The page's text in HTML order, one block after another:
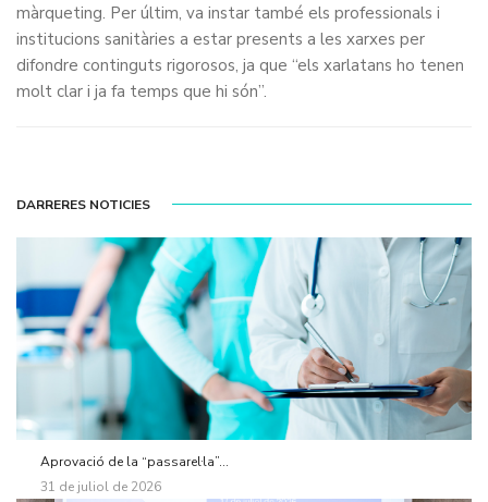
màrqueting. Per últim, va instar també els professionals i
institucions sanitàries a estar presents a les xarxes per
difondre continguts rigorosos, ja que “els xarlatans ho tenen
molt clar i ja fa temps que hi són”.
DARRERES NOTICIES
Aprovació de la “passarel·la”...
31 de juliol de 2026